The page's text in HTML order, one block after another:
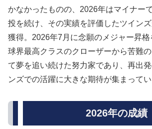
かなかったものの、2026年はマイナー
投を続け、その実績を評価したツイン
獲得。2026年7月に念願のメジャー昇格
球界最高クラスのクローザーから苦難
て夢を追い続けた努力家であり、再出
ンズでの活躍に大きな期待が集まってい
2026年の成績